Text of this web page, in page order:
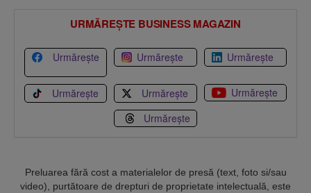
URMĂREȘTE BUSINESS MAGAZIN
Urmărește Urmărește Urmărește
Urmărește Urmărește
Urmărește
Urmărește
Preluarea fără cost a materialelor de presă (text, foto si/sau
video), purtătoare de drepturi de proprietate intelectuală, este